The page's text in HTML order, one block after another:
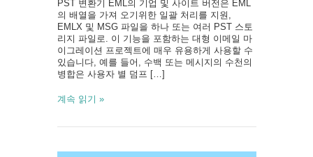
PST 변환기 EML의 기업 및 사이트 버전은 EML
의 배열을 가져 오기위한 일괄 처리를 지원,
EMLX 및 MSG 파일을 하나 또는 여러 PST 스토
리지 파일로. 이 기능을 포함하는 대형 이메일 마
이그레이션 프로젝트에 매우 유용하게 사용할 수
있습니다, 예를 들어, 수백 또는 메시지의 수천의
병합은 사용자 별 덤프 […]
계속 읽기 »